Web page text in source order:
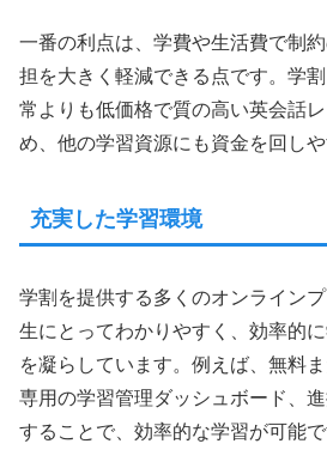
一番の利点は、学費や生活費で制
担を大きく軽減できる点です。学
常よりも低価格で質の高い英会話
め、他の学習資源にも資金を回しや
充実した学習環境
学割を提供する多くのオンライン
生にとってわかりやすく、効率的
を凝らしています。例えば、無料
専用の学習管理ダッシュボード、
することで、効率的な学習が可能で